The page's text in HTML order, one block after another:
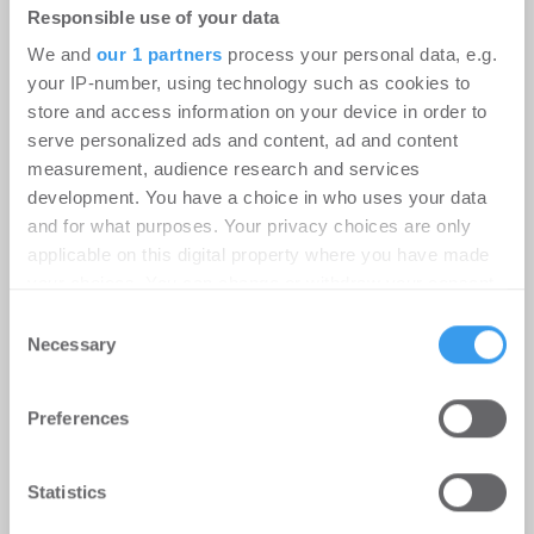
Responsible use of your data
We and our 1 partners process your personal data, e.g.
your IP-number, using technology such as cookies to
store and access information on your device in order to
serve personalized ads and content, ad and content
measurement, audience research and services
development. You have a choice in who uses your data
and for what purposes. Your privacy choices are only
applicable on this digital property where you have made
the Privacy trigger icon.
Find out more about how your personal data is processed
and set your preferences in the
We use cookies to personalise content and ads, to
provide social media features and to analyse our traffic.
Selection
Necessary
Preferences
Statistics
Instone Group: Starker operativer
Cashflow in H1; geopolitische
Unsicherheitsfaktoren dämpfen die
Nachfrageerholung
Login für den ganzen Artikel Wenn noch nicht
kostenlosen Account, um auf die neusten ...